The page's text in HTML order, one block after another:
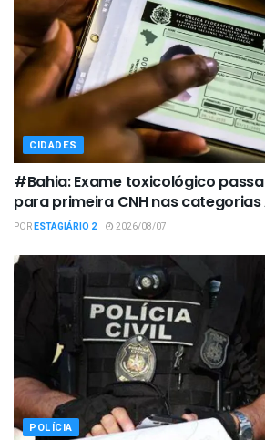
CIDADES
#Bahia: Exame toxicológico
para primeira CNH nas categorias
PORESTAGIÁRIO 2 2026/08/07
POLÍCIA